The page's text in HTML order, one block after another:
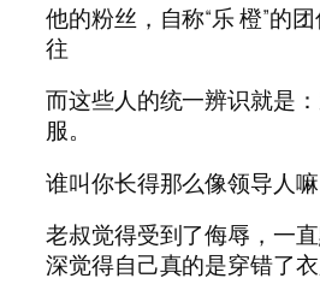
他的粉丝，自称“乐 橙”的
往
而这些人的统一辨识就是
服。
谁叫你长得那么像领导人
老叔觉得受到了侮辱，一
深觉得自己真的是穿错了